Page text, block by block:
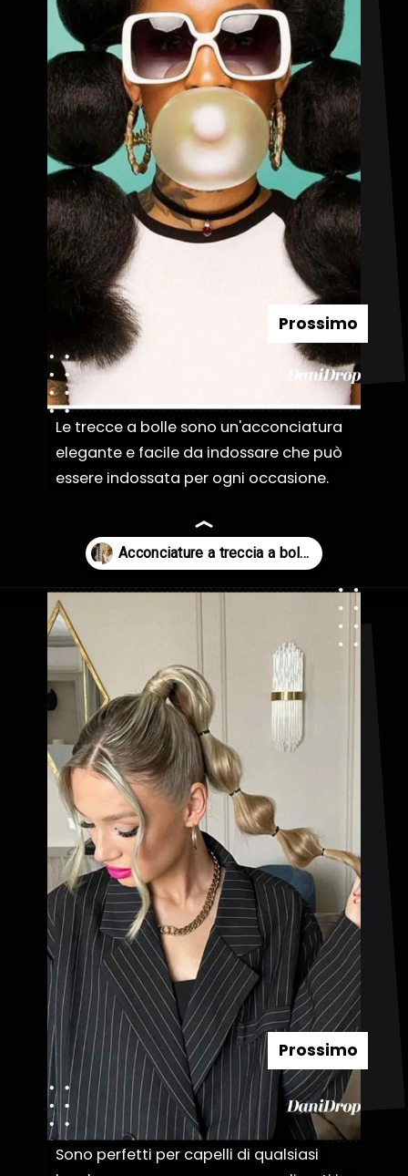
Le trecce a bolle sono un'acconciatura
elegante e facile da indossare che può
essere indossata per ogni occasione.
Le trecce a bolle sono un'acconciatura
elegante e facile da indossare che può
essere indossata per ogni occasione.
Prossimo
Apertura in corso
Sono perfetti per capelli di qualsiasi
Sono perfetti per capelli di qualsiasi
Prossimo